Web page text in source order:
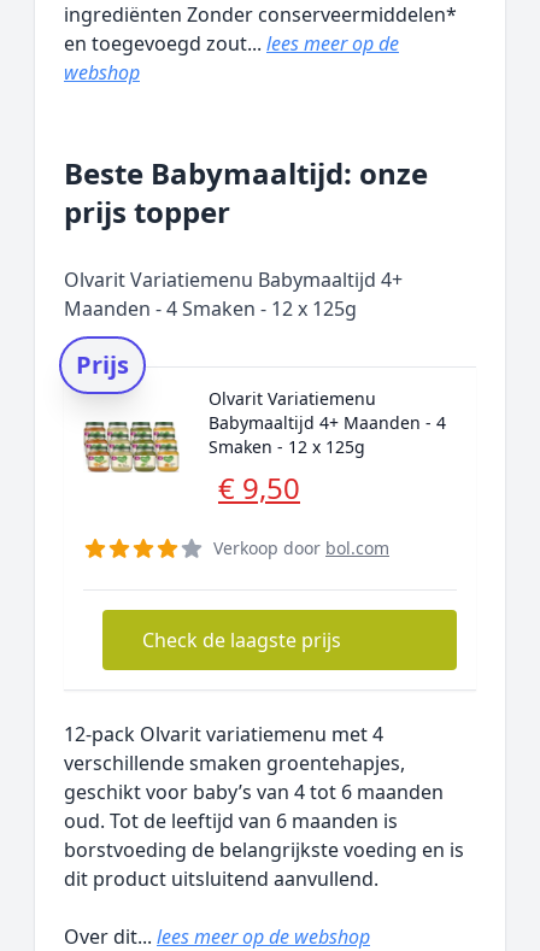
ingrediënten Zonder conserveermiddelen*
en toegevoegd zout... lees meer op de
webshop
Beste Babymaaltijd: onze
prijs topper
Olvarit Variatiemenu Babymaaltijd 4+
Maanden - 4 Smaken - 12 x 125g
Prijs
Olvarit Variatiemenu
Babymaaltijd 4+ Maanden - 4
Smaken - 12 x 125g
€ 9,50
Verkoop door bol.com
Check de laagste prijs
12-pack Olvarit variatiemenu met 4
verschillende smaken groentehapjes,
geschikt voor baby’s van 4 tot 6 maanden
oud. Tot de leeftijd van 6 maanden is
borstvoeding de belangrijkste voeding en is
dit product uitsluitend aanvullend.
Over dit... lees meer op de webshop